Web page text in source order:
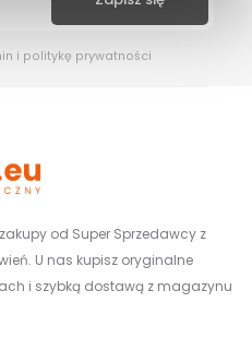
i politykę prywatności
od Super Sprzedawcy z
U nas kupisz oryginalne
i szybką dostawą z magazynu